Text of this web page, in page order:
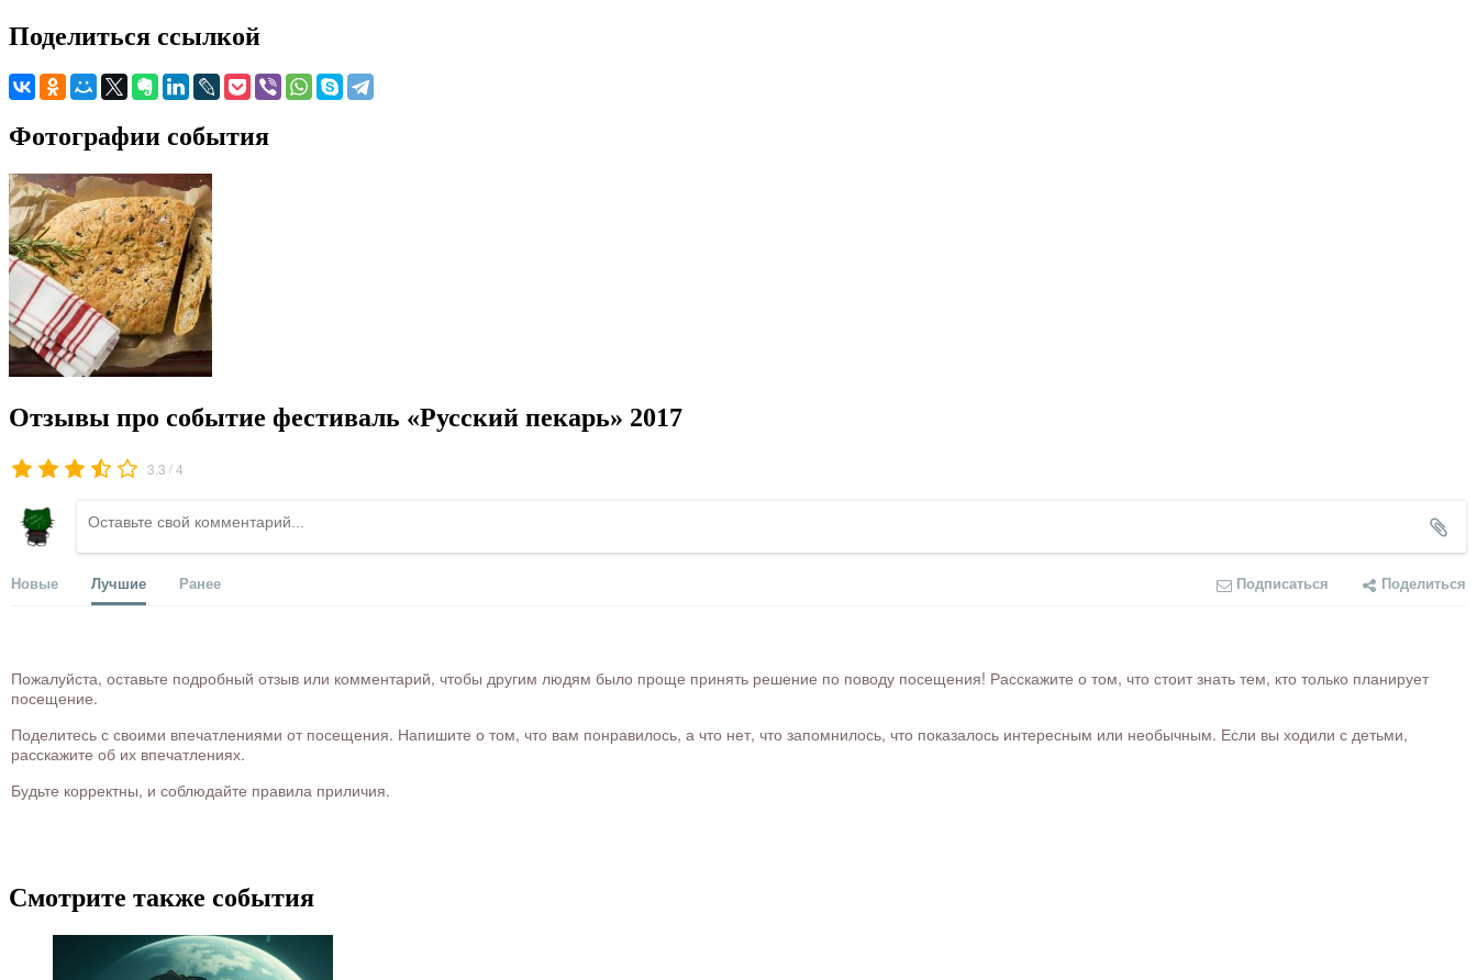
Поделиться ссылкой
Фотографии события
Отзывы про событие фестиваль «Русский пекарь» 2017
3.3 /4
Новые Лучшие Ранее Подписаться Поделиться
Пожалуйста, оставьте подробный отзыв или комментарий, чтобы другим людям было проще принять решение по поводу посещения! Расскажите о том, что стоит знать тем, кто только планирует
посещение.
Поделитесь с своими впечатлениями от посещения. Напишите о том, что вам понравилось, а что нет, что запомнилось, что показалось интересным или необычным. Если вы ходили с детьми,
расскажите об их впечатлениях.
Будьте корректны, и соблюдайте правила приличия.
Смотрите также события